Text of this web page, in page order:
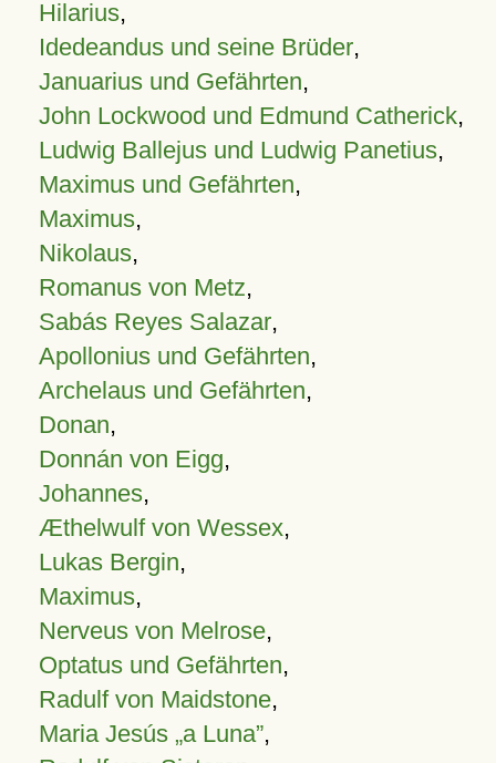
Hilarius,
Idedeandus und seine Brüder,
Januarius und Gefährten,
John Lockwood und Edmund Catherick,
Ludwig Ballejus und Ludwig Panetius,
Maximus und Gefährten,
Maximus,
Nikolaus,
Romanus von Metz,
Sabás Reyes Salazar,
Apollonius und Gefährten,
Archelaus und Gefährten,
Donan,
Donnán von Eigg,
Johannes,
Æthelwulf von Wessex,
Lukas Bergin,
Maximus,
Nerveus von Melrose,
Optatus und Gefährten,
Radulf von Maidstone,
Maria Jesús „a Luna”,